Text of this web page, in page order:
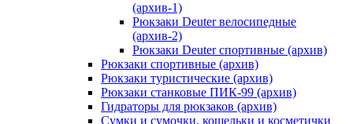
(архив-1)
Рюкзаки Deuter велосипедные
(архив-2)
Рюкзаки Deuter спортивные (архив)
Рюкзаки спортивные (архив)
Рюкзаки туристические (архив)
Рюкзаки станковые ПИК-99 (архив)
Гидраторы для рюкзаков (архив)
Сумки и сумочки, кошельки и косметички